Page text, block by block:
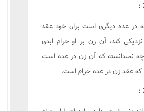
در عده ديگرى است براى خود عقد
کند، آن زن بر او حرام ابدى
چه نمىدانسته که آن زن در عده است
که عقد زن در عده حرام است.